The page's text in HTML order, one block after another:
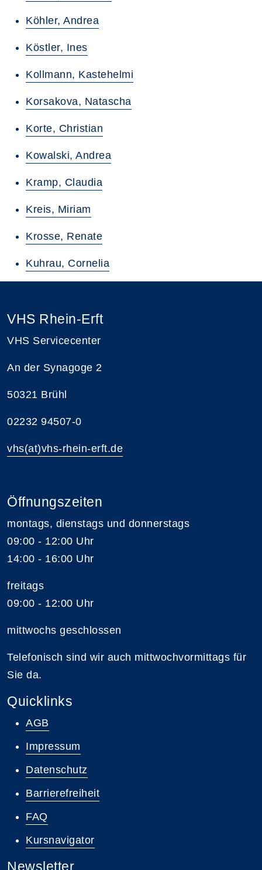
Köhler, Andrea
Köstler, Ines
Kollmann, Kastehelmi
Korsakova, Natascha
Korte, Christian
Kowalski, Andrea
Kramp, Claudia
Kreis, Miriam
Krosse, Renate
Kuhrau, Cornelia
VHS Rhein-Erft
VHS Servicecenter
An der Synagoge 2
50321 Brühl
02232 94507-0
vhs(at)vhs-rhein-erft.de
Öffnungszeiten
montags, dienstags und donnerstags
09:00 - 12:00 Uhr
14:00 - 16:00 Uhr
freitags
09:00 - 12:00 Uhr
mittwochs geschlossen
Telefonisch sind wir auch mittwochvormittags für
Sie da.
Quicklinks
AGB
Impressum
Datenschutz
Barrierefreiheit
FAQ
Kursnavigator
Newsletter